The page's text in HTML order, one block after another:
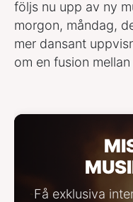
följs nu upp av ny
morgon, måndag,
mer dansant
om en fusion mellan
Få exklusiva